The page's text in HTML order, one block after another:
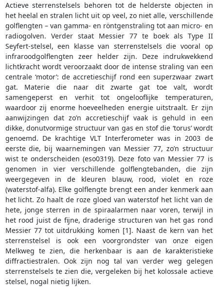
Actieve sterrenstelsels behoren tot de helderste objecten in
het heelal en stralen licht uit op veel, zo niet alle, verschillende
golflengten – van gamma- en röntgenstraling tot aan micro- en
radiogolven. Verder staat Messier 77 te boek als Type II
Seyfert-stelsel, een klasse van sterrenstelsels die vooral op
infraroodgolflengten zeer helder zijn. Deze indrukwekkend
lichtkracht wordt veroorzaakt door de intense straling van een
centrale ‘motor’: de accretieschijf rond een superzwaar zwart
gat. Materie die naar dit zwarte gat toe valt, wordt
samengeperst en verhit tot ongelooflijke temperaturen,
waardoor zij enorme hoeveelheden energie uitstraalt. Er zijn
aanwijzingen dat zo’n accretieschijf vaak is gehuld in een
dikke, donutvormige structuur van gas en stof die ‘torus’ wordt
genoemd. De krachtige VLT Interferometer was in 2003 de
eerste die, bij waarnemingen van Messier 77, zo’n structuur
wist te onderscheiden (eso0319). Deze foto van Messier 77 is
genomen in vier verschillende golflengtebanden, die zijn
weergegeven in de kleuren blauw, rood, violet en roze
(waterstof-alfa). Elke golflengte brengt een ander kenmerk aan
het licht. Zo haalt de roze gloed van waterstof het licht van de
hete, jonge sterren in de spiraalarmen naar voren, terwijl in
het rood juist de fijne, draderige structuren van het gas rond
Messier 77 tot uitdrukking komen [1]. Naast de kern van het
sterrenstelsel is ook een voorgrondster van onze eigen
Melkweg te zien, die herkenbaar is aan de karakteristieke
diffractiestralen. Ook zijn nog tal van verder weg gelegen
sterrenstelsels te zien die, vergeleken bij het kolossale actieve
stelsel, nogal nietig lijken.